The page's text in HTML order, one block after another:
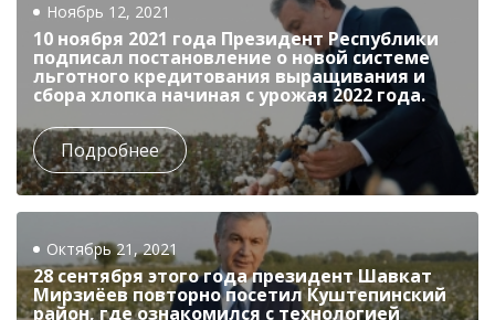
Ноябрь 12, 2021
10 ноября 2021 года Президент Республики
подписал постановление о новой системе
льготного кредитования выращивания и
сбора хлопка начиная с урожая 2022 года.
Подробнее
Октябрь 21, 2021
28 сентября этого года президент Шавкат
Мирзиёев повторно посетил Куштепинский
район, где ознакомился с технологией